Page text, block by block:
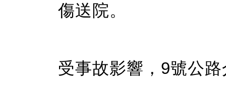
傷送院。
受事故影響，9號公